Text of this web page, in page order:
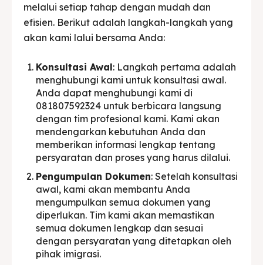
melalui setiap tahap dengan mudah dan
efisien. Berikut adalah langkah-langkah yang
akan kami lalui bersama Anda:
Konsultasi Awal: Langkah pertama adalah
menghubungi kami untuk konsultasi awal.
Anda dapat menghubungi kami di
081807592324 untuk berbicara langsung
dengan tim profesional kami. Kami akan
mendengarkan kebutuhan Anda dan
memberikan informasi lengkap tentang
persyaratan dan proses yang harus dilalui.
Pengumpulan Dokumen: Setelah konsultasi
awal, kami akan membantu Anda
mengumpulkan semua dokumen yang
diperlukan. Tim kami akan memastikan
semua dokumen lengkap dan sesuai
dengan persyaratan yang ditetapkan oleh
pihak imigrasi.